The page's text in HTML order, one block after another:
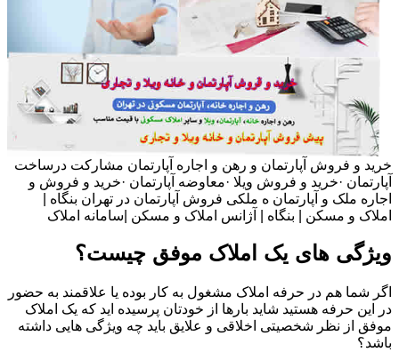
خرید و فروش آپارتمان و رهن و اجاره آپارتمان مشارکت درساخت
آپارتمان ·خرید و فروش ویلا ·معاوضه آپارتمان ·خرید و فروش و
اجاره ملک و آپارتمان ه ملکی فروش آپارتمان در تهران بنگاه |
املاک و مسکن | بنگاه | آژانس املاک و مسکن |سامانه املاک
ویژگی های یک املاک موفق چیست؟
اگر شما هم در حرفه املاک مشغول به کار بوده یا علاقمند به حضور
در این حرفه هستید شاید بارها از خودتان پرسیده اید که یک املاک
موفق از نظر شخصیتی اخلاقی و علایق باید چه ویژگی هایی داشته
باشد؟